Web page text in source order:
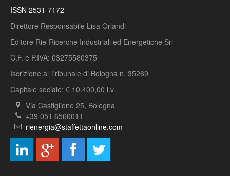
ISSN 2531-7172
Direttore Responsabile Lisa Orlandi
Editore Rie-Ricerche Industriali ed Energetiche Srl
C.F. e P.IVA: 03275580375
Iscrizione al Tribunale di Bologna n. 35269
Capitale sociale: € 10.400,00 i.v.
Via Castiglione 25, Bologna
+39 051 6560011
rienergia@staffettaonline.com